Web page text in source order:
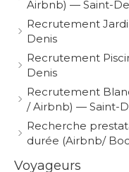
Airbnb) — Saint-
Recrutement
Denis
Recrutement
Denis
Recrutement
/ Airbnb) — Saint-
Recherche
durée (Airbnb/
Voyageurs